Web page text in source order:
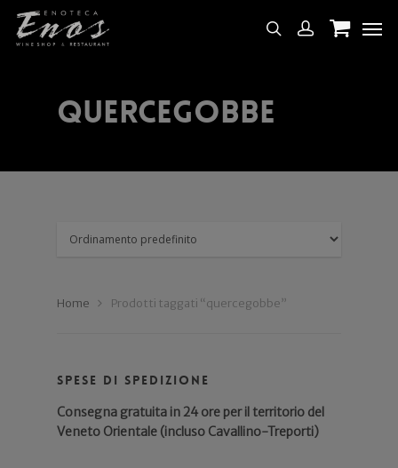
quercegobbe
Home Prodotti taggati “quercegobbe”
Spese di spedizione
Consegna gratuita in 24 ore per il territorio del
Veneto Orientale (incluso Cavallino-Treporti)